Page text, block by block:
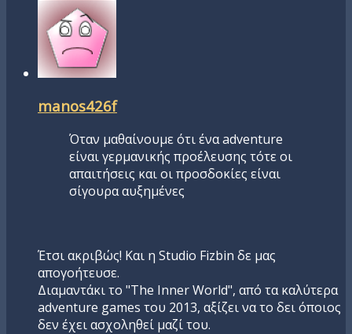
manos426f
Όταν μαθαίνουμε ότι ένα adventure
είναι γερμανικής προέλευσης τότε οι
απαιτήσεις και οι προσδοκίες είναι
σίγουρα αυξημένες
Έτσι ακριβώς! Και η Studio Fizbin δε μας
απογοήτευσε.
Διαμαντάκι το "The Inner World", από τα καλύτερα
adventure games του 2013, αξίζει να το δει όποιος
δεν έχει ασχοληθεί μαζί του.